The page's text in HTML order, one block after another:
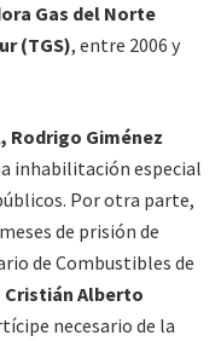
Gas del Norte
(TGS), entre 2006 y
Rodrigo Giménez
inhabilitación especial
Por otra parte,
de prisión de
de Combustibles de
Cristián Alberto
necesario de la